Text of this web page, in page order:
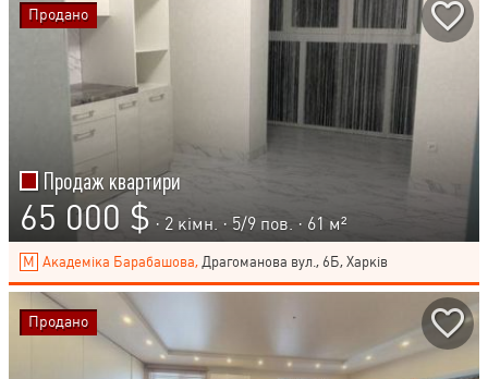
Продаж квартири
65 000 $ · 2 кімн. · 5/9 пов. · 61 м²
Академіка Барабашова, Драгоманова вул., 6Б, Харків
Продано
Продано